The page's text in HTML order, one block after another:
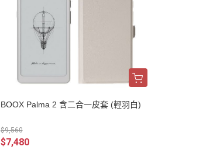
BOOX Palma 2 含二合一皮套 (輕羽白)
$9,560
$7,480